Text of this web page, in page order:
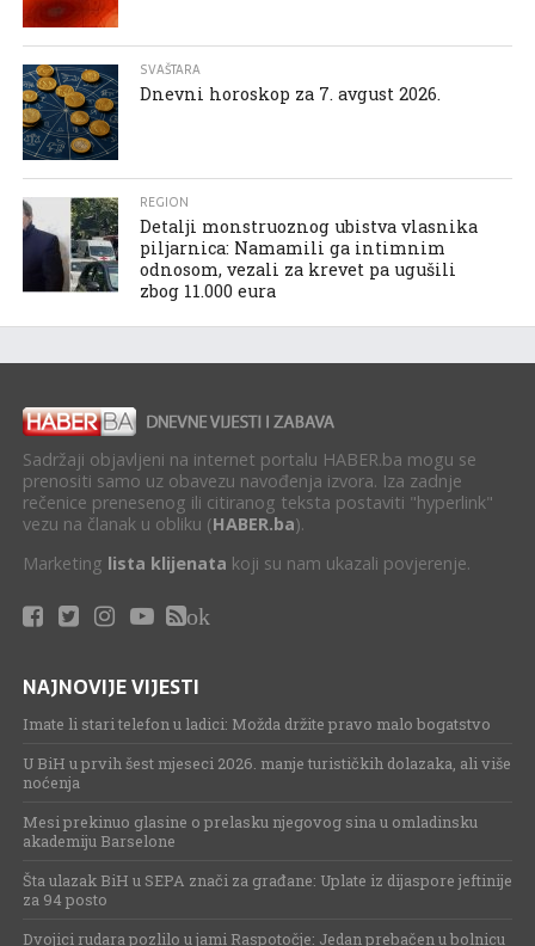
SVAŠTARA
Dnevni horoskop za 7. avgust 2026.
REGION
Detalji monstruoznog ubistva vlasnika
piljarnica: Namamili ga intimnim
odnosom, vezali za krevet pa ugušili
zbog 11.000 eura
Sadržaji objavljeni na internet portalu HABER.ba mogu se
prenositi samo uz obavezu navođenja izvora. Iza zadnje
rečenice prenesenog ili citiranog teksta postaviti "hyperlink"
vezu na članak u obliku (HABER.ba).
Marketing lista klijenata koji su nam ukazali povjerenje.
ok
NAJNOVIJE VIJESTI
Imate li stari telefon u ladici: Možda držite pravo malo bogatstvo
U BiH u prvih šest mjeseci 2026. manje turističkih dolazaka, ali više
noćenja
Mesi prekinuo glasine o prelasku njegovog sina u omladinsku
akademiju Barselone
Šta ulazak BiH u SEPA znači za građane: Uplate iz dijaspore jeftinije
za 94 posto
Dvojici rudara pozlilo u jami Raspotočje: Jedan prebačen u bolnicu